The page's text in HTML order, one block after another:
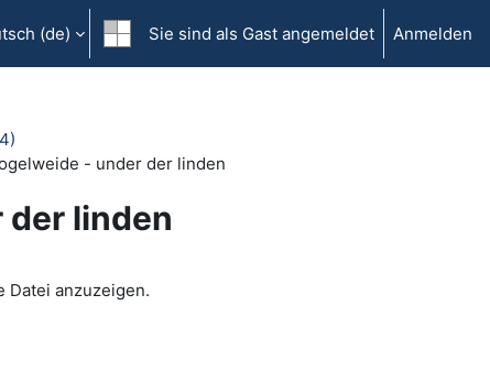
‎(de)‎ Sie sind als Gast angemeldet Anmelden
- under der linden
der linden
Datei anzuzeigen.